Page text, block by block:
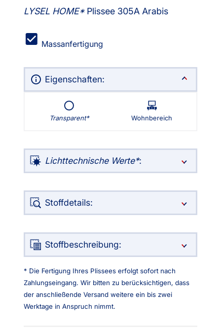
LYSEL HOME Plissee 305A Arabis
Massanfertigung
Eigenschaften:
Transparent Wohnbereich
Lichttechnische Werte :
Stoffdetails:
Stoffbeschreibung:
* Die Fertigung Ihres Plissees erfolgt sofort nach
Zahlungseingang. Wir bitten zu berücksichtigen, dass
der anschließende Versand weitere ein bis zwei
Werktage in Anspruch nimmt.